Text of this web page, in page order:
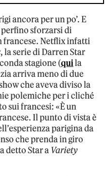
ancora per un po’. E
perfino sforzarsi di
francese. Netflix infatti
, la serie di Darren Star
stagione (quila
arriva meno di due
che aveva diviso la
polemiche per i cliché
sui francesi: «È un
Il punto di vista è
parigina da
che prenda in giro
detto Star a Variety